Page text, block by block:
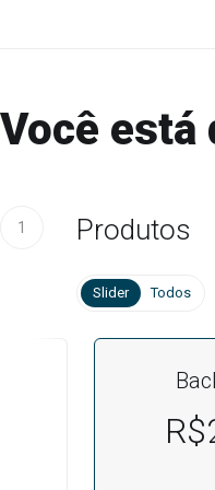
Você está
1 Produtos
Slider Todos